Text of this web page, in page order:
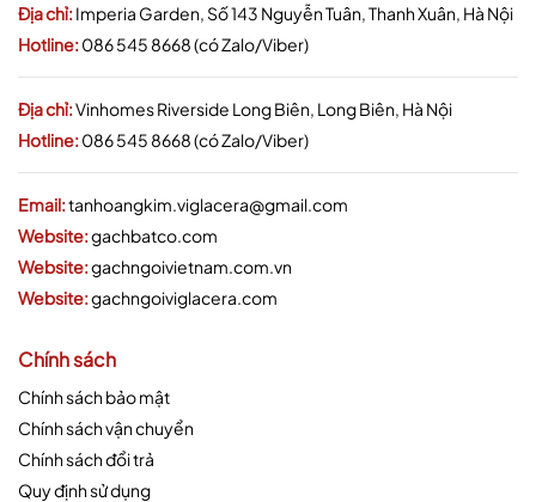
Địa chỉ:Imperia Garden, Số 143 Nguyễn Tuân, Thanh Xuân, Hà Nội
Hotline:086 545 8668 (có Zalo/Viber)
Địa chỉ:Vinhomes Riverside Long Biên, Long Biên, Hà Nội
Hotline:086 545 8668 (có Zalo/Viber)
Email:tanhoangkim.viglacera@gmail.com
Website:gachbatco.com
Website:gachngoivietnam.com.vn
Website:gachngoiviglacera.com
Chính sách
Chính sách bảo mật
Chính sách vận chuyển
Chính sách đổi trả
Quy định sử dụng